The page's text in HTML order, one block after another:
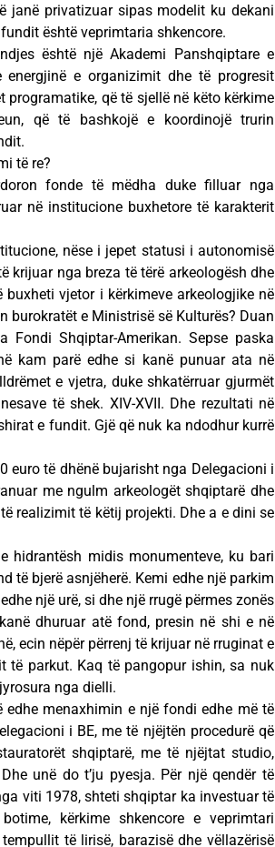
janë privatizuar sipas modelit ku dekani
është veprimtaria shkencore.
është një Akademi Panshqiptare e
e organizimit dhe të progresit
programatike, që të sjellë në këto kërkime
që të bashkojë e koordinojë trurin
të re?
fonde të mëdha duke filluar nga
në institucione buxhetore të karakterit
nëse i jepet statusi i autonomisë
krijuar nga breza të tërë arkeologësh dhe
vjetor i kërkimeve arkeologjike në
burokratët e Ministrisë së Kulturës? Duan
Shqiptar-Amerikan. Sepse paska
kam parë edhe si kanë punuar ata në
e vjetra, duke shkatërruar gjurmët
të shek. XIV-XVII. Dhe rezultati në
e fundit. Gjë që nuk ka ndodhur kurrë
euro të dhënë bujarisht nga Delegacioni i
me ngulm arkeologët shqiptarë dhe
realizimit të këtij projekti. Dhe a e dini se
hidrantësh midis monumenteve, ku bari
të bjerë asnjëherë. Kemi edhe një parkim
një urë, si dhe një rrugë përmes zonës
dhuruar atë fond, presin në shi e në
ecin nëpër përrenj të krijuar në rruginat e
të parkut. Kaq të pangopur ishin, sa nuk
nga dielli.
menaxhimin e një fondi edhe më të
i BE, me të njëjtën procedurë që
shqiptarë, me të njëjtat studio,
unë do t’ju pyesja. Për një qendër të
viti 1978, shteti shqiptar ka investuar të
kërkime shkencore e veprimtari
të lirisë, barazisë dhe vëllazërisë